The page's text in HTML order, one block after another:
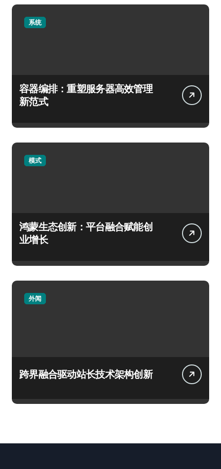
系统
容器编排：重塑服务器高效管理
新范式
模式
鸿蒙生态创新：平台融合赋能创
业增长
外闻
跨界融合驱动站长技术架构创新